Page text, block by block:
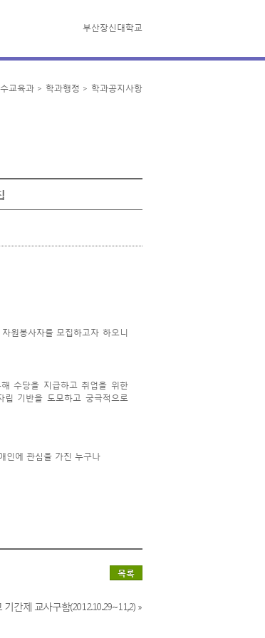
부산장신대학교
교육과 > 학과행정 > 학과공지사항
원봉사자를 모집하고자 하오니
수당을 지급하고 취업을 위한
기반을 도모하고 궁극적으로
인에 관심을 가진 누구나
목록
간제 교사구함(2012.10.29~11,2) »